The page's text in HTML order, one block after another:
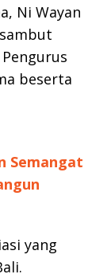
Ni Wayan
beserta
Semangat
yang